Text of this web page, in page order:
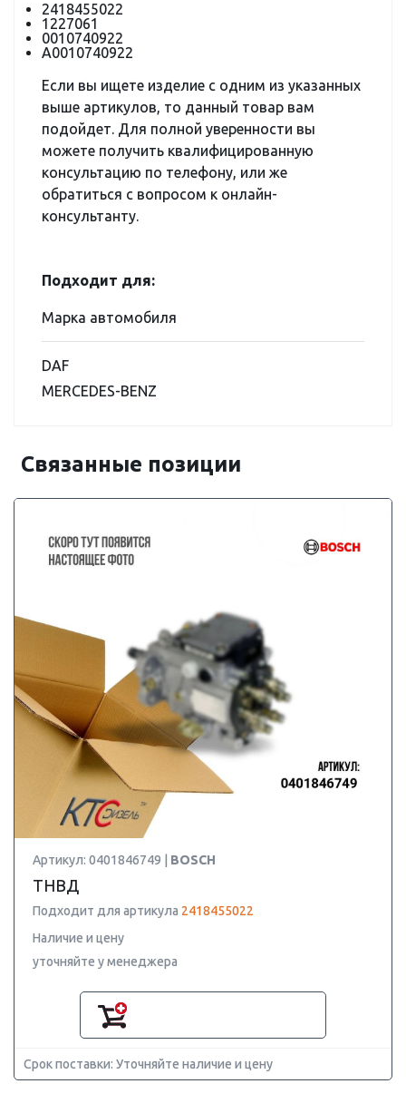
2418455022
1227061
0010740922
A0010740922
Если вы ищете изделие с одним из указанных
выше артикулов, то данный товар вам
подойдет. Для полной уверенности вы
можете получить квалифицированную
консультацию по телефону, или же
обратиться с вопросом к онлайн-
консультанту.
Подходит для:
Марка автомобиля
DAF
MERCEDES-BENZ
Связанные позиции
Артикул: 0401846749 | BOSCH
ТНВД
Подходит для артикула 2418455022
Наличие и цену
уточняйте у менеджера
Срок поставки: Уточняйте наличие и цену